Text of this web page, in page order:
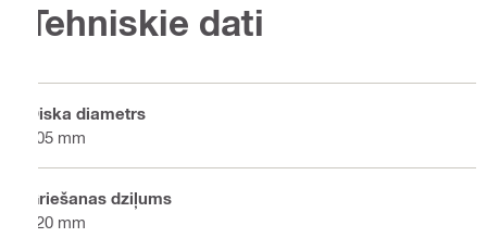
Tehniskie dati
Diska diametrs
305 mm
Griešanas dziļums
120 mm